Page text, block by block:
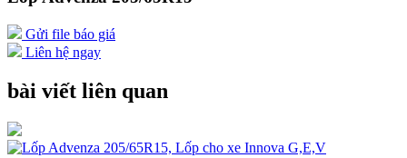
Gửi file báo giá
Liên hệ ngay
bài viết liên quan